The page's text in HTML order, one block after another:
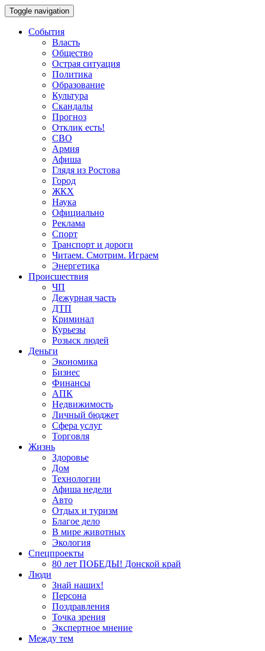
Toggle navigation
События
Власть
Общество
Острая ситуация
Политика
Образование
Культура
Скандалы
Прогноз
Отклик есть!
СВО
Армия
Афиша
Глядя из Ростова
Город
ЖКХ
Наука
Официально
Реклама
Спорт
Транспорт и дороги
Читаем. Смотрим. Играем
Энергетика
Происшествия
ЧП
Дежурная часть
ДТП
Криминал
Курьезы
Розыск людей
Деньги
Экономика
Бизнес
Финансы
АПК
Недвижимость
Личный бюджет
Сфера услуг
Торговля
Жизнь
Здоровье
Дом
Технологии
Афиша недели
Авто
Отдых и туризм
Благое дело
В мире животных
Экология
Спецпроекты
80 лет ПОБЕДЫ! Донской край
Люди
Знай наших!
Персона
Поздравления
Точка зрения
Экспертное мнение
Между тем